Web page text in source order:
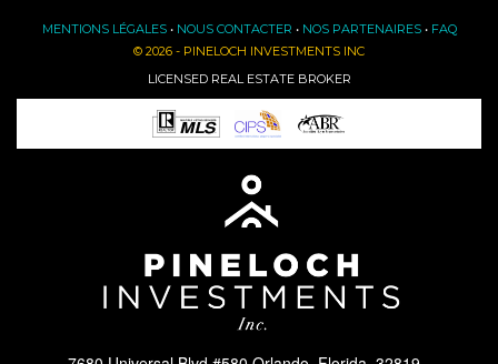
MENTIONS LÉGALES• NOUS CONTACTER • NOS PARTENAIRES• FAQ
© 2026 - PINELOCH INVESTMENTS INC
LICENSED REAL ESTATE BROKER